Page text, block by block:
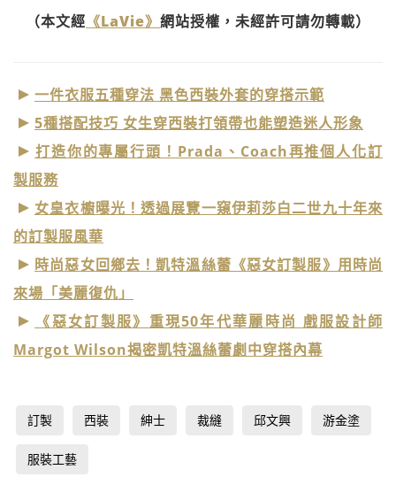
（本文經 《LaVie》 網站授權，未經許可請勿轉載）
一件衣服五種穿法 黑色西裝外套的穿搭示範
5種搭配技巧 女生穿西裝打領帶也能塑造迷人形象
打造你的專屬行頭！Prada、Coach再推個人化訂
製服務
女皇衣櫥曝光！透過展覽一窺伊莉莎白二世九十年來
的訂製服風華
時尚惡女回鄉去！凱特溫絲蕾《惡女訂製服》用時尚
來場「美麗復仇」
《惡女訂製服》重現50年代華麗時尚 戲服設計師
Margot Wilson揭密凱特溫絲蕾劇中穿搭內幕
訂製 西裝 紳士 裁縫 邱文興 游金塗
服裝工藝